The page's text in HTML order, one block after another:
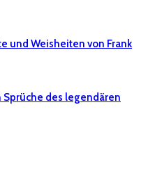
und Weisheiten von Frank
Sprüche des legendären